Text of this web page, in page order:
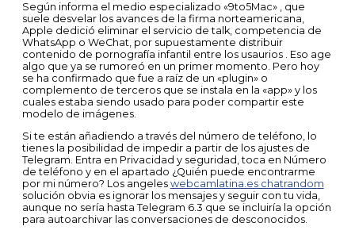
Según informa el medio especializado «9to5Mac» , que
suele desvelar los avances de la firma norteamericana,
Apple dedició eliminar el servicio de talk, competencia de
WhatsApp o WeChat, por supuestamente distribuir
contenido de pornografía infantil entre los usaurios . Eso age
algo que ya se rumoreó en un primer momento. Pero hoy
se ha confirmado que fue a raíz de un «plugin» o
complemento de terceros que se instala en la «app» y los
cuales estaba siendo usado para poder compartir este
modelo de imágenes.
Si te están añadiendo a través del número de teléfono, lo
tienes la posibilidad de impedir a partir de los ajustes de
Telegram. Entra en Privacidad y seguridad, toca en Número
de teléfono y en el apartado ¿Quién puede encontrarme
por mi número? Los angeles webcamlatina.es chatrandom
solución obvia es ignorar los mensajes y seguir con tu vida,
aunque no sería hasta Telegram 6.3 que se incluiría la opción
para autoarchivar las conversaciones de desconocidos.